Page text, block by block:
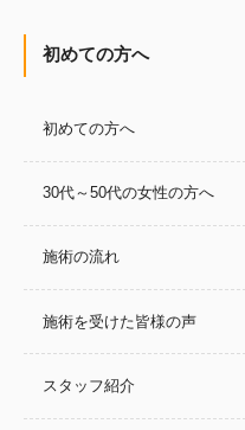
初めての方へ
初めての方へ
30代～50代の女性の方へ
施術の流れ
施術を受けた皆様の声
スタッフ紹介